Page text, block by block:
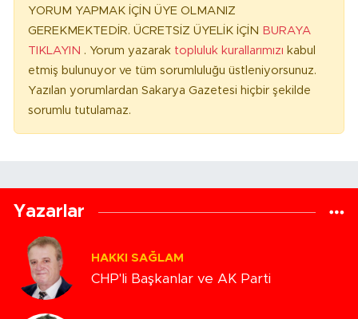
YORUM YAPMAK İÇİN ÜYE OLMANIZ
GEREKMEKTEDİR. ÜCRETSİZ ÜYELİK İÇİN BURAYA
TIKLAYIN . Yorum yazarak topluluk kurallarımızı kabul
etmiş bulunuyor ve tüm sorumluluğu üstleniyorsunuz.
Yazılan yorumlardan Sakarya Gazetesi hiçbir şekilde
sorumlu tutulamaz.
Yazarlar
HAKKI SAĞLAM
CHP'li Başkanlar ve AK Parti